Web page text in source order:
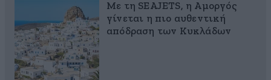
Με τη SEAJETS, η Αμοργός
γίνεται η πιο αυθεντική
απόδραση των Κυκλάδων